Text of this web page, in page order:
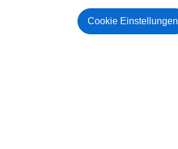
Cookie Einstellungen